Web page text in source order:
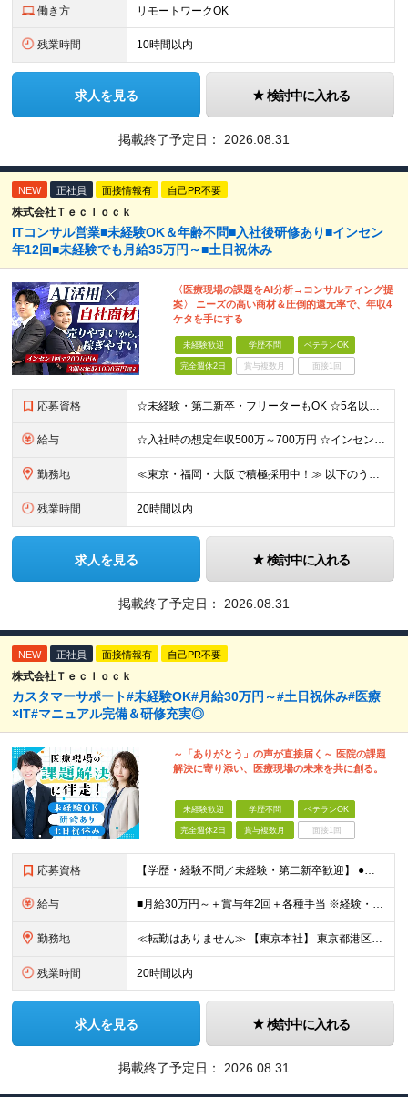
働き方 リモートワークOK
残業時間 10時間以内
求人を見る 検討中に入れる
掲載終了予定日： 2026.08.31
NEW 正社員 面接情報有 自己PR不要
株式会社Ｔｅｃｌｏｃｋ
ITコンサル営業■未経験OK＆年齢不問■入社後研修あり■インセン
年12回■未経験でも月給35万円～■土日祝休み
〈医療現場の課題をAI分析→コンサルティング提
案〉 ニーズの高い商材＆圧倒的還元率で、年収4
ケタを手にする
未経験歓迎 学歴不問 ベテランOK
完全週休2日 賞与複数月 面接1回
応募資格 ☆未経験・第二新卒・フリーターもOK ☆5名以上の積極採用中！ ※学歴不問 ～このような方を歓迎します！～ ■今より生活を1ランクアップさせたい ■年収1000万円を目指したい ■営業スキルを身に付
給与 ☆入社時の想定年収500万～700万円 ☆インセン年12回／1年目で1000万円も目指せる ☆社員の半数以上が年収800万円超え 月給35万円～＋インセンティブ＋各種手当 ※経験・スキルに応じて決
勤務地 ≪東京・福岡・大阪で積極採用中！≫ 以下のうち、希望に合わせて配属いたします。 【東京本社】 東京都港区芝1-9-3 芝マツラビル4F 【大阪支店】 大阪府大阪市西区西本町1丁目5番20号 サーミ
残業時間 20時間以内
求人を見る 検討中に入れる
掲載終了予定日： 2026.08.31
NEW 正社員 面接情報有 自己PR不要
株式会社Ｔｅｃｌｏｃｋ
カスタマーサポート#未経験OK#月給30万円～#土日祝休み#医療
×IT#マニュアル完備＆研修充実◎
～「ありがとう」の声が直接届く～ 医院の課題
解決に寄り添い、医療現場の未来を共に創る。
未経験歓迎 学歴不問 ベテランOK
完全週休2日 賞与複数月 面接1回
応募資格 【学歴・経験不問／未経験・第二新卒歓迎】 ●基本的なPCスキルをお持ちの方 ●相手の立場に立って考え、困っている人をサポートしたい方 ～こんな方にぴったりです～ ・人と話すことが好きな方 ・相手の立
給与 ■月給30万円～＋賞与年2回＋各種手当 ※経験・スキルに応じて決定します。 ※45時間分の固定残業代（78,000円～）を含みます。超過分は全額支給します。 ※試用期間3～6ヶ月／給与と待遇変更なし
勤務地 ≪転勤はありません≫ 【東京本社】 東京都港区芝1-9-3 芝マツラビル4F (変更の範囲)上記を除く当社関連勤務地
残業時間 20時間以内
求人を見る 検討中に入れる
掲載終了予定日： 2026.08.31